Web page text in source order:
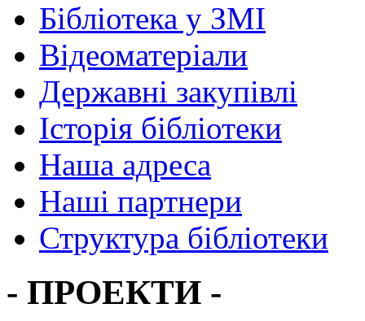
Бібліотека у ЗМІ
Відеоматеріали
Державні закупівлі
Історія бібліотеки
Наша адреса
Наші партнери
Структура бібліотеки
- ПРОЕКТИ -